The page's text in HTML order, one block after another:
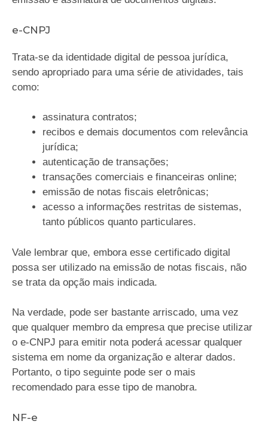
e-CNPJ
Trata-se da identidade digital de pessoa jurídica,
sendo apropriado para uma série de atividades, tais
como:
assinatura contratos;
recibos e demais documentos com relevância
jurídica;
autenticação de transações;
transações comerciais e financeiras online;
emissão de notas fiscais eletrônicas;
acesso a informações restritas de sistemas,
tanto públicos quanto particulares.
Vale lembrar que, embora esse certificado digital
possa ser utilizado na emissão de notas fiscais, não
se trata da opção mais indicada.
Na verdade, pode ser bastante arriscado, uma vez
que qualquer membro da empresa que precise utilizar
o e-CNPJ para emitir nota poderá acessar qualquer
sistema em nome da organização e alterar dados.
Portanto, o tipo seguinte pode ser o mais
recomendado para esse tipo de manobra.
NF-e